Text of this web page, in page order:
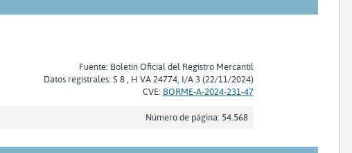
Fuente: Boletín Oficial del Registro Mercantil
Datos registrales: S 8 , H VA 24774, I/A 3 (22/11/2024)
CVE: BORME-A-2024-231-47
Número de página: 54.568